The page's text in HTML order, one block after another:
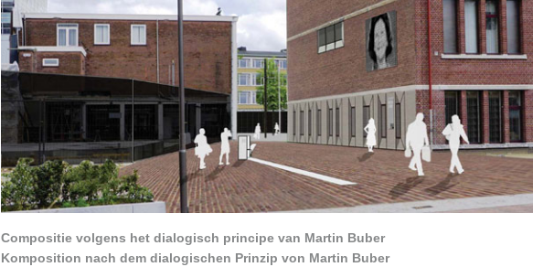
Compositie volgens het dialogisch principe van Martin Buber
Komposition nach dem dialogischen Prinzip von Martin Buber